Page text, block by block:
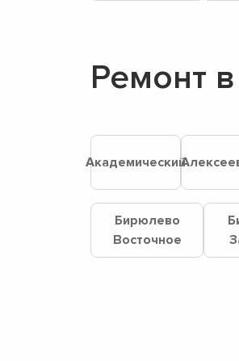
Ремонт
Академический
Бирюлево
Восточное